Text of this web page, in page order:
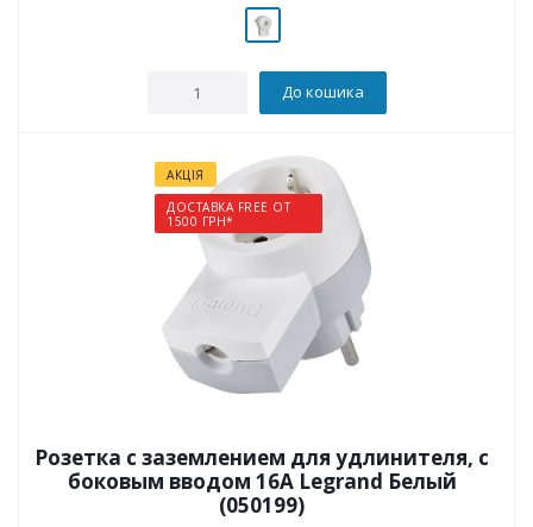
До кошика
АКЦІЯ
ДОСТАВКА FREE ОТ
1500 ГРН*
Розетка с заземлением для удлинителя, с
боковым вводом 16А Legrand Белый
(050199)